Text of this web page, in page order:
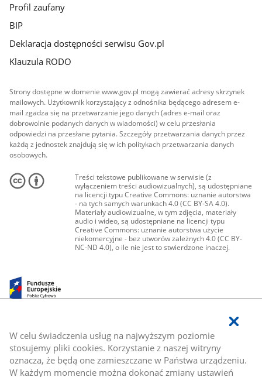
W celu świadczenia usług na najwyższym poziomie
stosujemy pliki cookies. Korzystanie z naszej witryny
oznacza, że będą one zamieszczane w Państwa urządzeniu.
W każdym momencie można dokonać zmiany ustawień
Profil zaufany
BIP
Deklaracja dostępności serwisu Gov.pl
Klauzula RODO
Strony dostępne w domenie www.gov.pl mogą zawierać adresy skrzynek
mailowych. Użytkownik korzystający z odnośnika będącego adresem e-
mail zgadza się na przetwarzanie jego danych (adres e-mail oraz
dobrowolnie podanych danych w wiadomości) w celu przesłania
odpowiedzi na przesłane pytania. Szczegóły przetwarzania danych przez
każdą z jednostek znajdują się w ich politykach przetwarzania danych
osobowych.
Treści tekstowe publikowane w serwisie (z
wyłączeniem treści audiowizualnych), są udostępniane
na licencji typu Creative Commons: uznanie autorstwa
- na tych samych warunkach 4.0 (CC BY-SA 4.0).
Materiały audiowizualne, w tym zdjęcia, materiały
audio i wideo, są udostępniane na licencji typu
Creative Commons: uznanie autorstwa użycie
niekomercyjne - bez utworów zależnych 4.0 (CC BY-
NC-ND 4.0), o ile nie jest to stwierdzone inaczej.